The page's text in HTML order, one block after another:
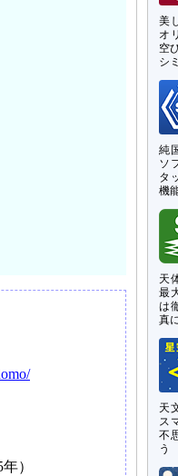
年）
美
オ
空
シ
純
ソ
タ
機
天
最
は
真
天
ス
不
う